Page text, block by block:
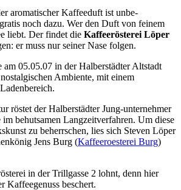
aromatischer Kaffeeduft ist unbe-
noch dazu. Wer den Duft von feinem
liebt. Der findet die Kaffeerösterei Löper
er muss nur seiner Nase folgen.
am 05.05.07 in der Halberstädter Altstadt
Ambiente, mit einem
röstet der Halberstädter Jung-unternehmer
behutsamen Langzeitverfahren. Um diese
zu beherrschen, lies sich Steven Löper
Jens Burg (Kaffeeroesterei Burg)
in der Trillgasse 2 lohnt, denn hier
Kaffeegenuss beschert.